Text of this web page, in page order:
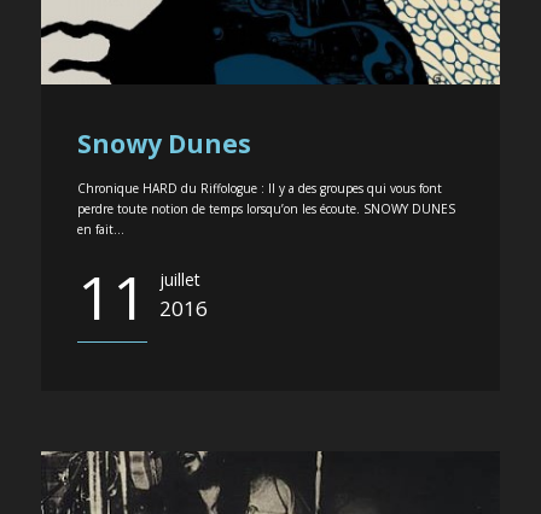
Snowy Dunes
Chronique HARD du Riffologue : Il y a des groupes qui vous font
perdre toute notion de temps lorsqu’on les écoute. SNOWY DUNES
en fait...
11 juillet
2016